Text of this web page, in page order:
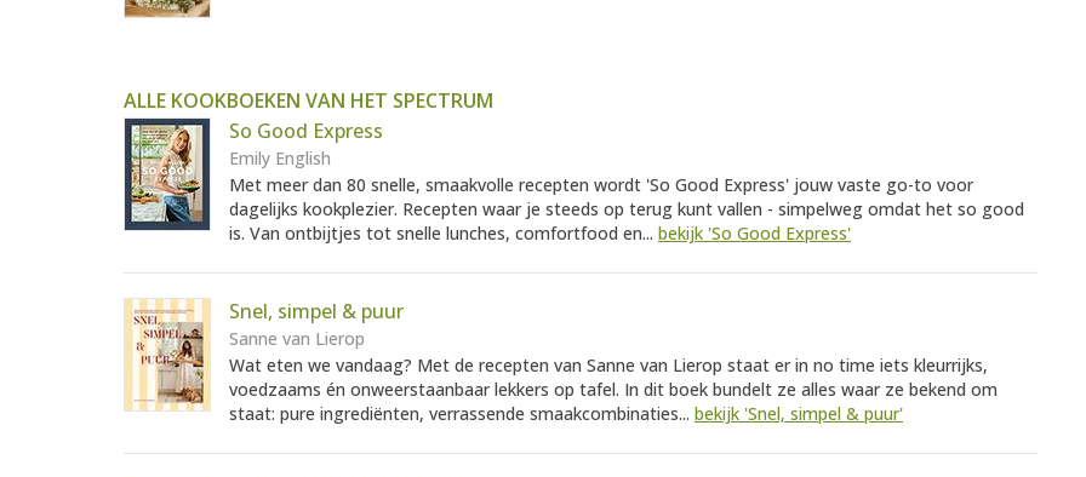
ALLE KOOKBOEKEN VAN HET SPECTRUM
So Good Express
Emily English
Met meer dan 80 snelle, smaakvolle recepten wordt 'So Good Express' jouw vaste go-to voor
dagelijks kookplezier. Recepten waar je steeds op terug kunt vallen - simpelweg omdat het so good
is. Van ontbijtjes tot snelle lunches, comfortfood en... bekijk 'So Good Express'
Snel, simpel & puur
Sanne van Lierop
Wat eten we vandaag? Met de recepten van Sanne van Lierop staat er in no time iets kleurrijks,
voedzaams én onweerstaanbaar lekkers op tafel. In dit boek bundelt ze alles waar ze bekend om
staat: pure ingrediënten, verrassende smaakcombinaties... bekijk 'Snel, simpel & puur'